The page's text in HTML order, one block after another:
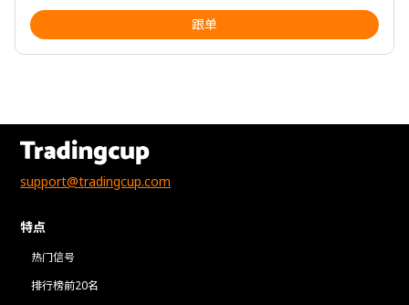
跟单
support@tradingcup.com
特点
热门信号
排行榜前20名